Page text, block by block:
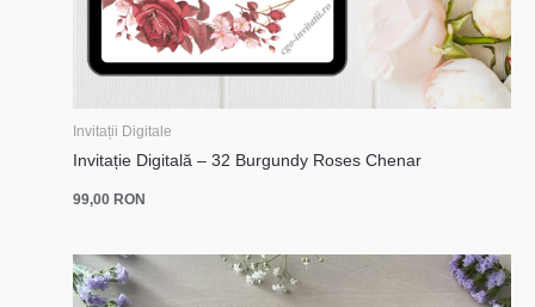
Invitații Digitale
Invitație Digitală – 32 Burgundy Roses Chenar
99,00 RON